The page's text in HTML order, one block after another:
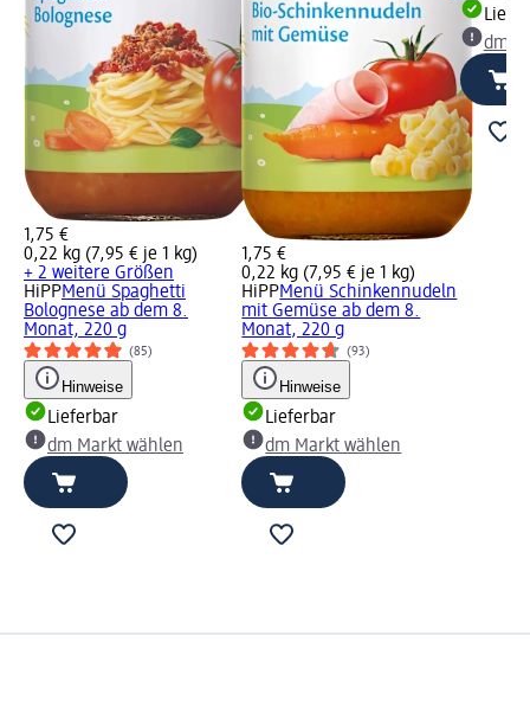
1,75 €
0,22 kg (7,95 € je 1 kg)
+ 2 weitere Größen
HiPPMenü Spaghetti
Bolognese ab dem 8.
Monat, 220 g
(85)
Hinweise
Lieferbar
dm Markt wählen
1,75 €
0,22 kg (7,95 € je 1 kg)
HiPPMenü Schinkennudeln
mit Gemüse ab dem 8.
Monat, 220 g
(93)
Hinweise
Lieferbar
dm Markt wählen
dm